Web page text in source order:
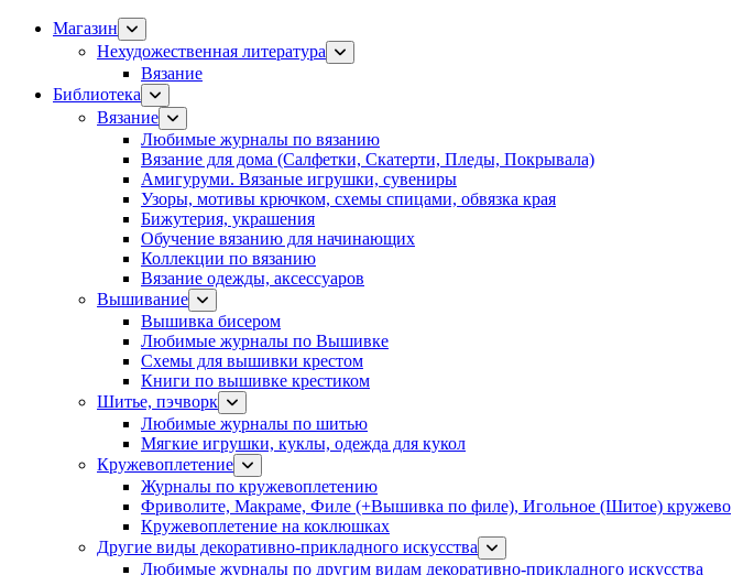
Магазин
Нехудожественная литература
Вязание
Библиотека
Вязание
Любимые журналы по вязанию
Вязание для дома (Салфетки, Скатерти, Пледы, Покрывала)
Амигуруми. Вязаные игрушки, сувениры
Узоры, мотивы крючком, схемы спицами, обвязка края
Бижутерия, украшения
Обучение вязанию для начинающих
Коллекции по вязанию
Вязание одежды, аксессуаров
Вышивание
Вышивка бисером
Любимые журналы по Вышивке
Схемы для вышивки крестом
Книги по вышивке крестиком
Шитье, пэчворк
Любимые журналы по шитью
Мягкие игрушки, куклы, одежда для кукол
Кружевоплетение
Журналы по кружевоплетению
Фриволите, Макраме, Филе (+Вышивка по филе), Игольное (Шитое) кружево
Кружевоплетение на коклюшках
Другие виды декоративно-прикладного искусства
Любимые журналы по другим видам декоративно-прикладного искусства